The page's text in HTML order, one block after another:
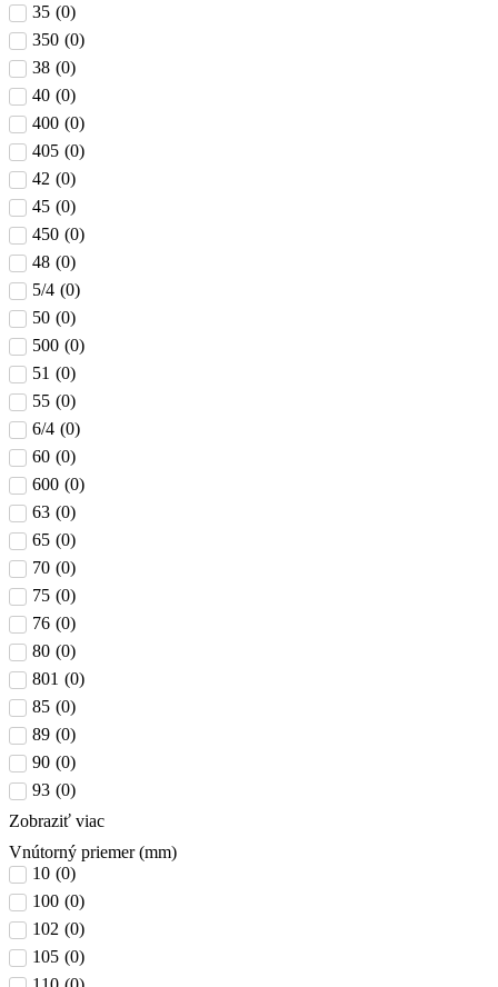
35 (0)
350 (0)
38 (0)
40 (0)
400 (0)
405 (0)
42 (0)
45 (0)
450 (0)
48 (0)
5/4 (0)
50 (0)
500 (0)
51 (0)
55 (0)
6/4 (0)
60 (0)
600 (0)
63 (0)
65 (0)
70 (0)
75 (0)
76 (0)
80 (0)
801 (0)
85 (0)
89 (0)
90 (0)
93 (0)
Zobraziť viac
Vnútorný priemer (mm)
10 (0)
100 (0)
102 (0)
105 (0)